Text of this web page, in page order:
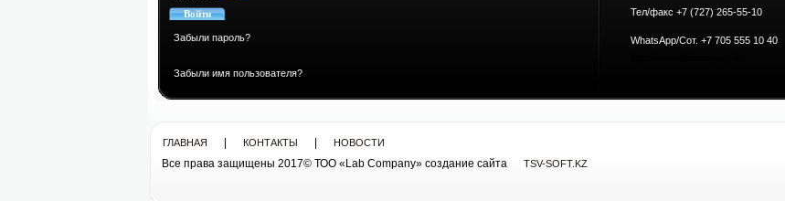
Забыли пароль?
Забыли имя пользователя?
Тел/факс +7 (727) 265-55-10
WhatsApp/Сот. +7 705 555 10 40
ГЛАВНАЯ КОНТАКТЫ НОВОСТИ
Все права защищены 2017© ТОО «Lab Company» cоздание сайта TSV-SOFT.KZ